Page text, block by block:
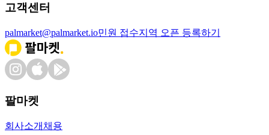
고객센터
palmarket@palmarket.io민원 접수지역 오픈 등록하기
팔마켓
회사소개 채용